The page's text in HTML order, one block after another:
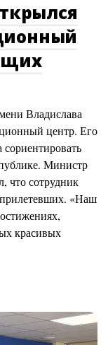
Владислава
центр. Его
сориентировать
Министр
что сотрудник
прилетевших. «Наш
красивых